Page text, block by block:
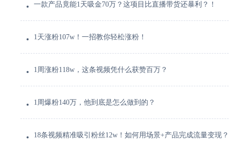
一款产品竟能1天吸金70万？这项目比直播带货还暴利？！
1天涨粉107w！一招教你轻松涨粉！
1周涨粉118w，这条视频凭什么获赞百万？
1周爆粉140万，他到底是怎么做到的？
18条视频精准吸引粉丝12w！如何用场景+产品完成流量变现？